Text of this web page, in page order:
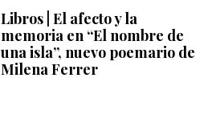
Libros | El afecto y la
memoria en “El nombre de
una isla”, nuevo poemario de
Milena Ferrer